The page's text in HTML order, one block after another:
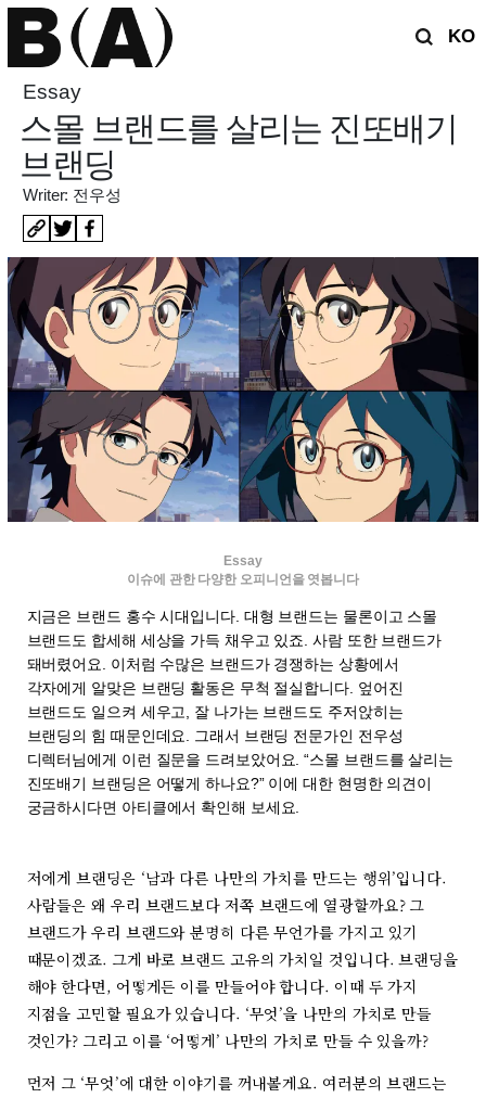
KO
Essay
스몰 브랜드를 살리는 진또배기
브랜딩
Writer: 전우성
Essay
이슈에 관한 다양한 오피니언을 엿봅니다
지금은 브랜드 홍수 시대입니다. 대형 브랜드는 물론이고 스몰
브랜드도 합세해 세상을 가득 채우고 있죠. 사람 또한 브랜드가
돼버렸어요. 이처럼 수많은 브랜드가 경쟁하는 상황에서
각자에게 알맞은 브랜딩 활동은 무척 절실합니다. 엎어진
브랜드도 일으켜 세우고, 잘 나가는 브랜드도 주저앉히는
브랜딩의 힘 때문인데요. 그래서 브랜딩 전문가인 전우성
디렉터님에게 이런 질문을 드려보았어요. “스몰 브랜드를 살리는
진또배기 브랜딩은 어떻게 하나요?” 이에 대한 현명한 의견이
궁금하시다면 아티클에서 확인해 보세요.
저에게 브랜딩은 ‘남과 다른 나만의 가치를 만드는 행위’입니다.
사람들은 왜 우리 브랜드보다 저쪽 브랜드에 열광할까요? 그
브랜드가 우리 브랜드와 분명히 다른 무언가를 가지고 있기
때문이겠죠. 그게 바로 브랜드 고유의 가치일 것입니다. 브랜딩을
해야 한다면, 어떻게든 이를 만들어야 합니다. 이때 두 가지
지점을 고민할 필요가 있습니다. ‘무엇’을 나만의 가치로 만들
것인가? 그리고 이를 ‘어떻게’ 나만의 가치로 만들 수 있을까?
먼저 그 ‘무엇’에 대한 이야기를 꺼내볼게요. 여러분의 브랜드는